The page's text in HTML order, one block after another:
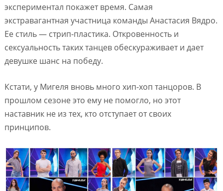
экспериментал покажет время. Самая
экстравагантная участница команды Анастасия Вядро.
Ее стиль — стрип-пластика. Откровенность и
сексуальность таких танцев обескураживает и дает
девушке шанс на победу.
Кстати, у Мигеля вновь много хип-хоп танцоров. В
прошлом сезоне это ему не помогло, но этот
наставник не из тех, кто отступает от своих
принципов.